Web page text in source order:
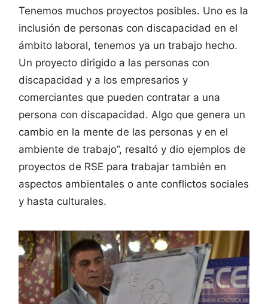
Tenemos muchos proyectos posibles. Uno es la
inclusión de personas con discapacidad en el
ámbito laboral, tenemos ya un trabajo hecho.
Un proyecto dirigido a las personas con
discapacidad y a los empresarios y
comerciantes que pueden contratar a una
persona con discapacidad. Algo que genera un
cambio en la mente de las personas y en el
ambiente de trabajo”, resaltó y dio ejemplos de
proyectos de RSE para trabajar también en
aspectos ambientales o ante conflictos sociales
y hasta culturales.